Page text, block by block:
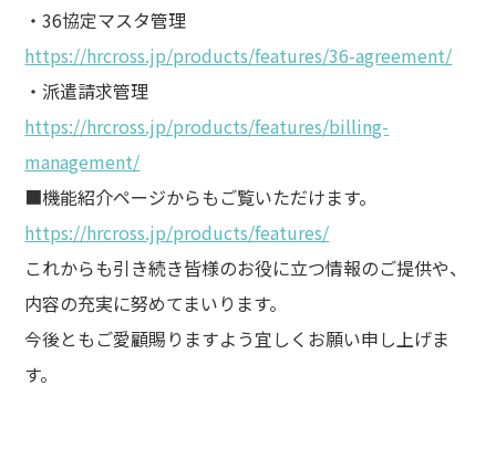
・36協定マスタ管理
https://hrcross.jp/products/features/36-agreement/
・派遣請求管理
https://hrcross.jp/products/features/billing-
management/
■機能紹介ページからもご覧いただけます。
https://hrcross.jp/products/features/
これからも引き続き皆様のお役に立つ情報のご提供や、
内容の充実に努めてまいります。
今後ともご愛顧賜りますよう宜しくお願い申し上げま
す。